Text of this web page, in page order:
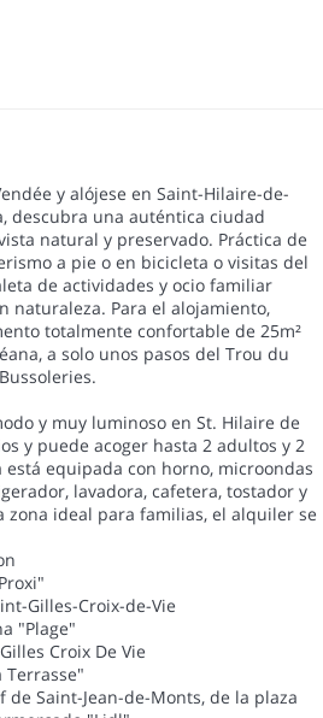
y alójese en Saint-Hilaire-de-
descubra una auténtica ciudad
natural y preservado. Práctica de
a pie o en bicicleta o visitas del
de actividades y ocio familiar
naturaleza. Para el alojamiento,
totalmente confortable de 25m²
a solo unos pasos del Trou du
y muy luminoso en St. Hilaire de
y puede acoger hasta 2 adultos y 2
está equipada con horno, microondas
lavadora, cafetera, tostador y
ideal para familias, el alquiler se
Gilles-Croix-de-Vie
"Plage"
Croix De Vie
Terrasse"
Saint-Jean-de-Monts, de la plaza